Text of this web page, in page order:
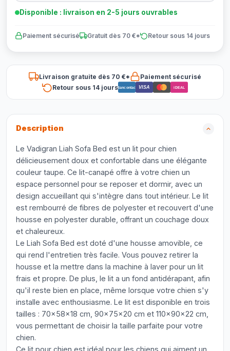
Disponible : livraison en 2-5 jours ouvrables
Paiement sécurisé Gratuit dès 70 €* Retour sous 14 jours
Livraison gratuite dès 70 €*
Paiement sécurisé
Retour sous 14 joursBancontact VISA iDEAL
Description
Le Vadigran Liah Sofa Bed est un lit pour chien
délicieusement doux et confortable dans une élégante
couleur taupe. Ce lit-canapé offre à votre chien un
espace personnel pour se reposer et dormir, avec un
design accueillant qui s'intègre dans tout intérieur. Le lit
est rembourré de fibres de polyester et recouvert d'une
housse en polyester durable, offrant un couchage doux
et chaleureux.
Le Liah Sofa Bed est doté d'une housse amovible, ce
qui rend l'entretien très facile. Vous pouvez retirer la
housse et la mettre dans la machine à laver pour un lit
frais et propre. De plus, le lit a un fond antidérapant, afin
qu'il reste bien en place, même lorsque votre chien s'y
installe avec enthousiasme. Le lit est disponible en trois
tailles : 70x58x18 cm, 90x75x20 cm et 110x90x22 cm,
vous permettant de choisir la taille parfaite pour votre
chien.
Ce lit pour chien est idéal pour les chiens qui aiment un